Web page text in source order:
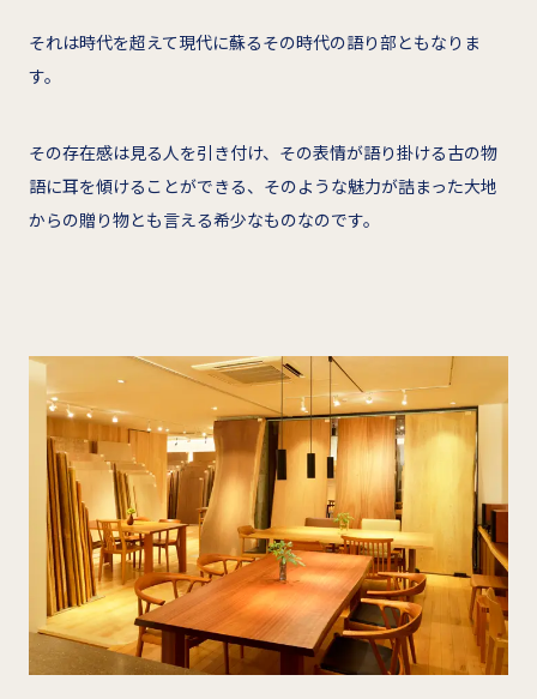
それは時代を超えて現代に蘇るその時代の語り部ともなりま
す。
その存在感は見る人を引き付け、その表情が語り掛ける古の物
語に耳を傾けることができる、そのような魅力が詰まった大地
からの贈り物とも言える希少なものなのです。